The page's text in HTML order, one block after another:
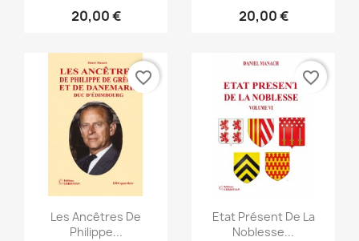
20,00 € 20,00 €
 Anteprima
Les Ancêtres De
Philippe...
favorite_border
Anteprima
Etat Présent De La
Noblesse...
favorite_border